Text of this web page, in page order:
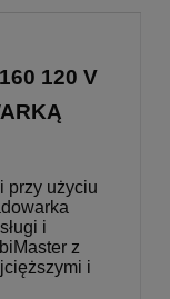
120 V
przy użyciu
i
z
i